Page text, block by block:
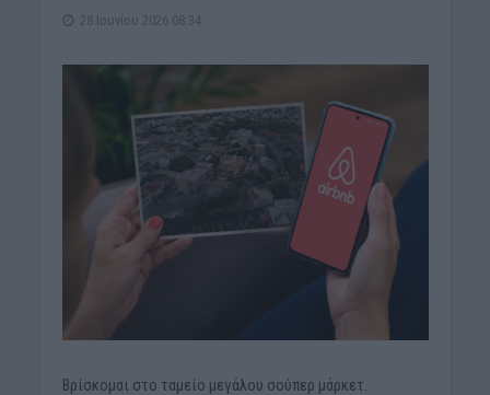
28 Ιουνίου 2026 08:34
Βρίσκομαι στο ταμείο μεγάλου σούπερ μάρκετ.